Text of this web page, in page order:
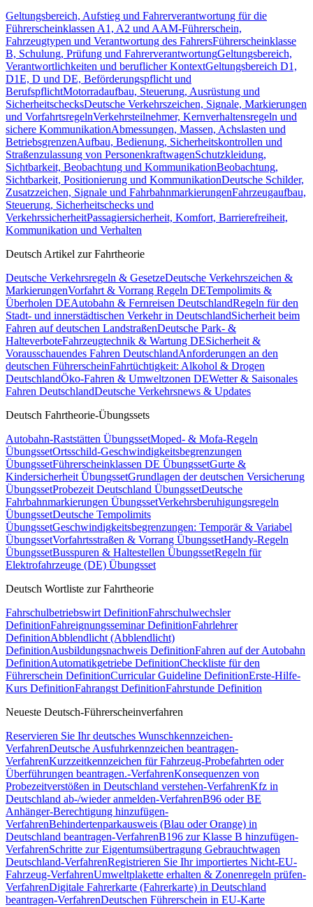
Geltungsbereich, Aufstieg und Fahrerverantwortung für die
Führerscheinklassen A1, A2 und AAM-Führerschein,
Fahrzeugtypen und Verantwortung des FahrersFührerscheinklasse
B, Schulung, Prüfung und FahrerverantwortungGeltungsbereich,
Verantwortlichkeiten und beruflicher KontextGeltungsbereich D1,
D1E, D und DE, Beförderungspflicht und
BerufspflichtMotorradaufbau, Steuerung, Ausrüstung und
SicherheitschecksDeutsche Verkehrszeichen, Signale, Markierungen
und VorfahrtsregelnVerkehrsteilnehmer, Kernverhaltensregeln und
sichere KommunikationAbmessungen, Massen, Achslasten und
BetriebsgrenzenAufbau, Bedienung, Sicherheitskontrollen und
Straßenzulassung von PersonenkraftwagenSchutzkleidung,
Sichtbarkeit, Beobachtung und KommunikationBeobachtung,
Sichtbarkeit, Positionierung und KommunikationDeutsche Schilder,
Zusatzzeichen, Signale und FahrbahnmarkierungenFahrzeugaufbau,
Steuerung, Sicherheitschecks und
VerkehrssicherheitPassagiersicherheit, Komfort, Barrierefreiheit,
Kommunikation und Verhalten
Deutsch Artikel zur Fahrtheorie
Deutsche Verkehrsregeln & GesetzeDeutsche Verkehrszeichen &
MarkierungenVorfahrt & Vorrang Regeln DETempolimits &
Überholen DEAutobahn & Fernreisen DeutschlandRegeln für den
Stadt- und innerstädtischen Verkehr in DeutschlandSicherheit beim
Fahren auf deutschen LandstraßenDeutsche Park- &
HalteverboteFahrzeugtechnik & Wartung DESicherheit &
Vorausschauendes Fahren DeutschlandAnforderungen an den
deutschen FührerscheinFahrtüchtigkeit: Alkohol & Drogen
DeutschlandÖko-Fahren & Umweltzonen DEWetter & Saisonales
Fahren DeutschlandDeutsche Verkehrsnews & Updates
Deutsch Fahrtheorie-Übungssets
Autobahn-Raststätten ÜbungssetMoped- & Mofa-Regeln
ÜbungssetOrtsschild-Geschwindigkeitsbegrenzungen
ÜbungssetFührerscheinklassen DE ÜbungssetGurte &
Kindersicherheit ÜbungssetGrundlagen der deutschen Versicherung
ÜbungssetProbezeit Deutschland ÜbungssetDeutsche
Fahrbahnmarkierungen ÜbungssetVerkehrsberuhigungsregeln
ÜbungssetDeutsche Tempolimits
ÜbungssetGeschwindigkeitsbegrenzungen: Temporär & Variabel
ÜbungssetVorfahrtsstraßen & Vorrang ÜbungssetHandy-Regeln
ÜbungssetBusspuren & Haltestellen ÜbungssetRegeln für
Elektrofahrzeuge (DE) Übungsset
Deutsch Wortliste zur Fahrtheorie
Fahrschulbetriebswirt DefinitionFahrschulwechsler
DefinitionFahreignungsseminar DefinitionFahrlehrer
DefinitionAbblendlicht (Abblendlicht)
DefinitionAusbildungsnachweis DefinitionFahren auf der Autobahn
DefinitionAutomatikgetriebe DefinitionCheckliste für den
Führerschein DefinitionCurricular Guideline DefinitionErste-Hilfe-
Kurs DefinitionFahrangst DefinitionFahrstunde Definition
Neueste Deutsch-Führerscheinverfahren
Reservieren Sie Ihr deutsches Wunschkennzeichen-
VerfahrenDeutsche Ausfuhrkennzeichen beantragen-
VerfahrenKurzzeitkennzeichen für Fahrzeug-Probefahrten oder
Überführungen beantragen.-VerfahrenKonsequenzen von
Probezeitverstößen in Deutschland verstehen-VerfahrenKfz in
Deutschland ab-/wieder anmelden-VerfahrenB96 oder BE
Anhänger-Berechtigung hinzufügen-
VerfahrenBehindertenparkausweis (Blau oder Orange) in
Deutschland beantragen-VerfahrenB196 zur Klasse B hinzufügen-
VerfahrenSchritte zur Eigentumsübertragung Gebrauchtwagen
Deutschland-VerfahrenRegistrieren Sie Ihr importiertes Nicht-EU-
Fahrzeug-VerfahrenUmweltplakette erhalten & Zonenregeln prüfen-
VerfahrenDigitale Fahrerkarte (Fahrerkarte) in Deutschland
beantragen-VerfahrenDeutschen Führerschein in EU-Karte